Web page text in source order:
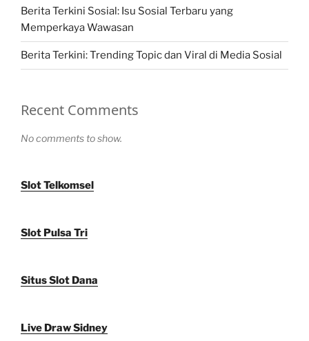
Berita Terkini Sosial: Isu Sosial Terbaru yang
Memperkaya Wawasan
Berita Terkini: Trending Topic dan Viral di Media Sosial
Recent Comments
No comments to show.
Slot Telkomsel
Slot Pulsa Tri
Situs Slot Dana
Live Draw Sidney